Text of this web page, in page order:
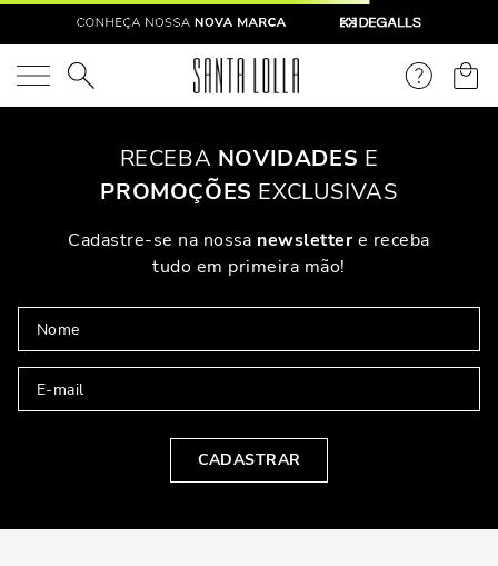
O que você está procurando?
RECEBA NOVIDADES E
PROMOÇÕES EXCLUSIVAS
Cadastre-se na nossa newslettere receba
tudo em primeira mão!
CADASTRAR